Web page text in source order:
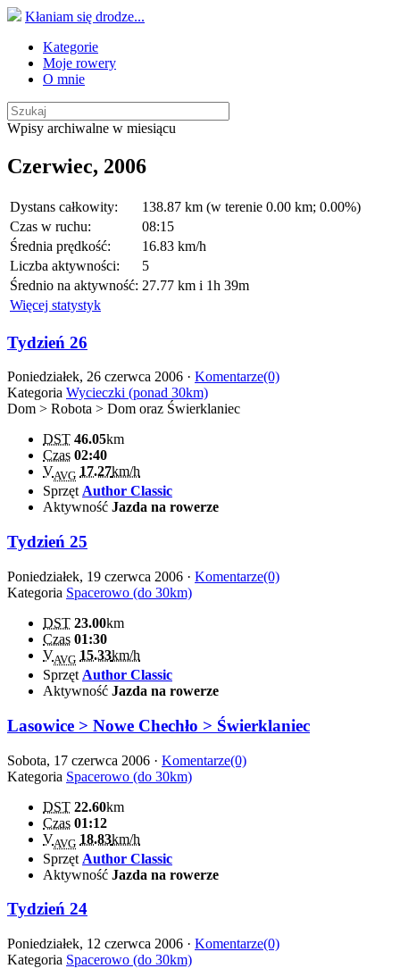
Kłaniam się drodze...
Kategorie
Moje rowery
O mnie
Wpisy archiwalne w miesiącu
Czerwiec, 2006
Dystans całkowity:
138.87 km (w terenie 0.00 km; 0.00%)
Czas w ruchu:
08:15
Średnia prędkość:
16.83 km/h
Liczba aktywności:
5
Średnio na aktywność: 27.77 km i 1h 39m
Więcej statystyk
Tydzień 26
Poniedziałek, 26 czerwca 2006 · Komentarze(0)
Kategoria Wycieczki (ponad 30km)
Dom > Robota > Dom oraz Świerklaniec
DST 46.05km
Czas 02:40
VAVG 17.27km/h
SprzętAuthor Classic
Aktywność Jazda na rowerze
Tydzień 25
Poniedziałek, 19 czerwca 2006 · Komentarze(0)
Kategoria Spacerowo (do 30km)
DST 23.00km
Czas 01:30
VAVG 15.33km/h
Sprzęt Author Classic
Aktywność Jazda na rowerze
Lasowice > Nowe Chechło > Świerklaniec
Sobota, 17 czerwca 2006 · Komentarze(0)
Kategoria Spacerowo (do 30km)
DST 22.60km
Czas 01:12
VAVG 18.83km/h
Sprzęt Author Classic
Aktywność Jazda na rowerze
Tydzień 24
Poniedziałek, 12 czerwca 2006 · Komentarze(0)
Kategoria Spacerowo (do 30km)